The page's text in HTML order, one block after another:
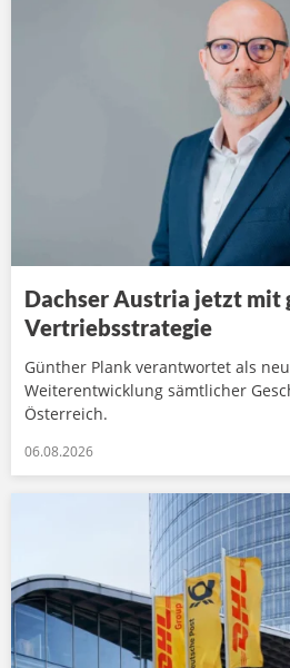
Dachser Austria jetzt mit
Vertriebsstrategie
Günther Plank verantwortet als
Weiterentwicklung sämtlicher
Österreich.
06.08.2026